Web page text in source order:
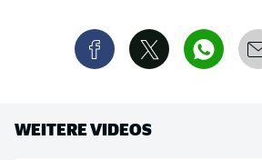
WEITERE VIDEOS